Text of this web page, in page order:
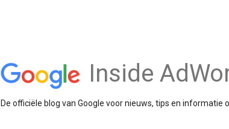
Inside
De officiële blog van Google voor nieuws, tips en informatie